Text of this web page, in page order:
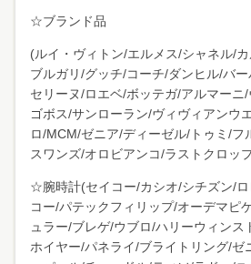
☆ブランド品
(ルイ・ヴィトン/エルメス/シャネル/
ブルガリ/グッチ/コーチ/ダンヒル/バ
セリーヌ/ロエベ/ボッテガ/アルマーニ
ゴボス/サンローラン/ヴィヴィアンウ
ロ/MCM/ゼニア/ディーゼル/トゥミ/フ
スワンズ/オロビアンコ/ラストクロッ
☆腕時計(セイコー/カシオ/シチズン/
コー/パテックフィリップ/オーデマピ
ュラー/ブレゲ/ウブロ/ハリーウィンス
ホイヤー/パネライ/ブライトリング/ゼ